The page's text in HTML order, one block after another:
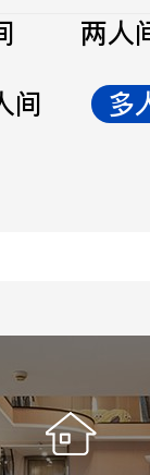
两人
间
多